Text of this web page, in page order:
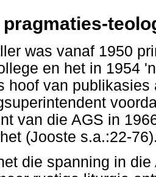
pragmaties-
was vanaf 1950
en het in 1954
hoof van
van die AGS in
(Jooste s.a.:22-
die spanning in